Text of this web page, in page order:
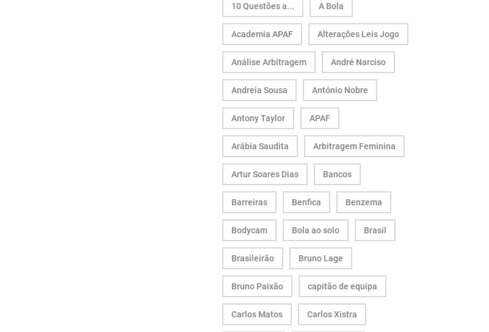
10 Questões a... A Bola
Academia APAF Alterações Leis Jogo
Análise Arbitragem André Narciso
Andreia Sousa António Nobre
Antony Taylor APAF
Arábia Saudita Arbitragem Feminina
Artur Soares Dias Bancos
Barreiras Benfica Benzema
Bodycam Bola ao solo Brasil
Brasileirão Bruno Lage
Bruno Paixão capitão de equipa
Carlos Matos Carlos Xistra